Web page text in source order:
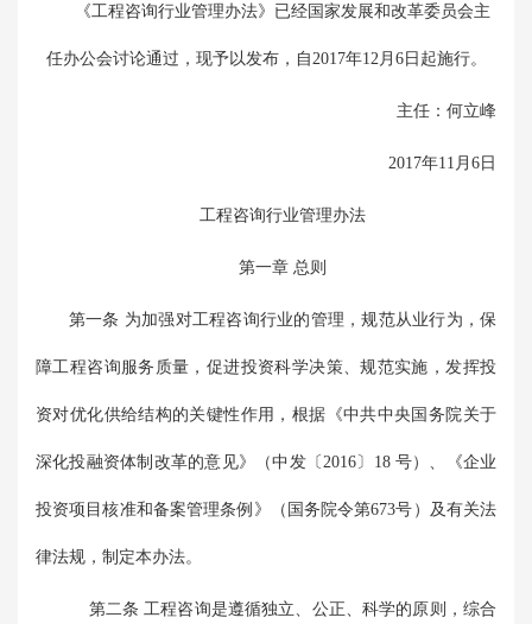
《工程咨询行业管理办法》已经国家发展和改革委员会主
任办公会讨论通过，现予以发布，自2017年12月6日起施行。
主任：何立峰
2017年11月6日
工程咨询行业管理办法
第一章 总则
第一条 为加强对工程咨询行业的管理，规范从业行为，保
障工程咨询服务质量，促进投资科学决策、规范实施，发挥投
资对优化供给结构的关键性作用，根据《中共中央国务院关于
深化投融资体制改革的意见》（中发〔2016〕18 号）、《企业
投资项目核准和备案管理条例》（国务院令第673号）及有关法
律法规，制定本办法。
第二条 工程咨询是遵循独立、公正、科学的原则，综合